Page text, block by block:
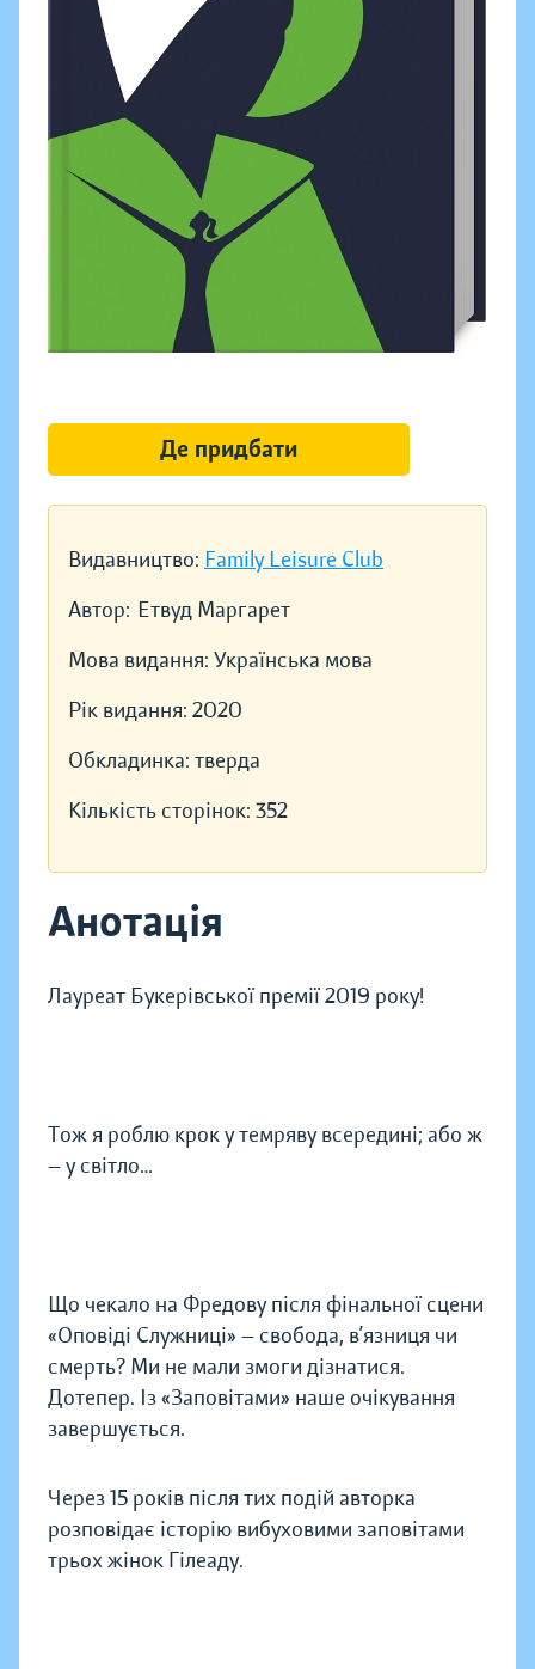
Видавництво: Family Leisure Club
Автор: Етвуд Маргарет
Мова видання: Українська мова
Рік видання: 2020
Обкладинка: тверда
Кількість сторінок: 352
Анотація
Лауреат Букерівської премії 2019 року!
Тож я роблю крок у темряву всередині; або ж
— у світло…
Що чекало на Фредову після фінальної сцени
«Оповіді Служниці» — свобода, в’язниця чи
смерть? Ми не мали змоги дізнатися.
Дотепер. Із «Заповітами» наше очікування
завершується.
Через 15 років після тих подій авторка
розповідає історію вибуховими заповітами
трьох жінок Гілеаду.
Де придбати